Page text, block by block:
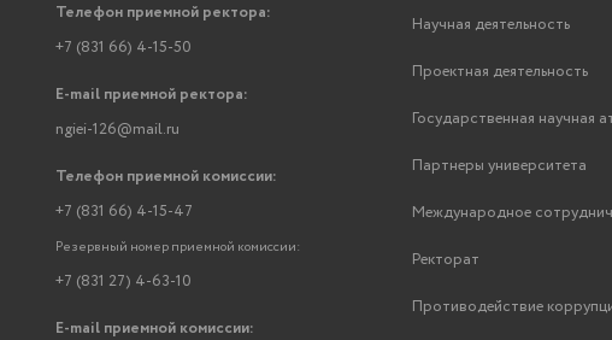
Телефон приемной ректора:
+7 (831 66) 4-15-50
E-mail приемной ректора:
ngiei-126@mail.ru
Телефон приемной комиссии:
+7 (831 66) 4-15-47
Резервный номер приемной комиссии:
+7 (831 27) 4-63-10
E-mail приемной комиссии:
Научная деятельность
Проектная деятельность
Государственная научная
Партнеры университета
Международное
Ректорат
Противодействие